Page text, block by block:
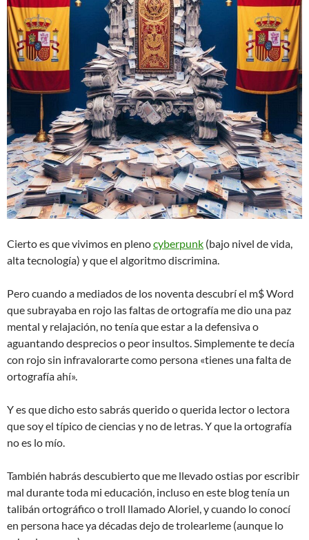
Cierto es que vivimos en plenocyberpunk (bajo nivel de vida,
alta tecnología) y que el algoritmo discrimina.
Pero cuando a mediados de los noventa descubrí el m$ Word
que subrayaba en rojo las faltas de ortografía me dio una paz
mental y relajación, no tenía que estar a la defensiva o
aguantando desprecios o peor insultos. Simplemente te decía
con rojo sin infravalorarte como persona «tienes una falta de
ortografía ahí».
Y es que dicho esto sabrás querido o querida lector o lectora
que soy el típico de ciencias y no de letras. Y que la ortografía
no es lo mío.
También habrás descubierto que me llevado ostias por escribir
mal durante toda mi educación, incluso en este blog tenía un
talibán ortográfico o troll llamado Aloriel, y cuando lo conocí
en persona hace ya décadas dejo de trolearleme (aunque lo